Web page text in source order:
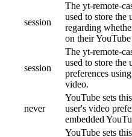
session
The yt-remote-
used to store the
regarding
on their
session
The yt-remote-
used to store the
preferences
video.
never
YouTube sets
user's video
embedded
YouTube sets